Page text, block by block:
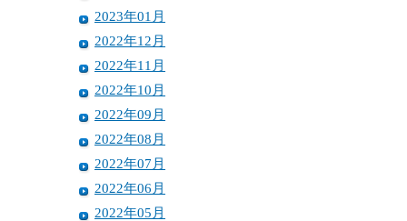
2023年01月
2022年12月
2022年11月
2022年10月
2022年09月
2022年08月
2022年07月
2022年06月
2022年05月